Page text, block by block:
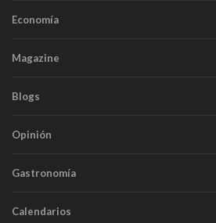
Economía
Magazine
Blogs
Opinión
Gastronomía
Calendarios